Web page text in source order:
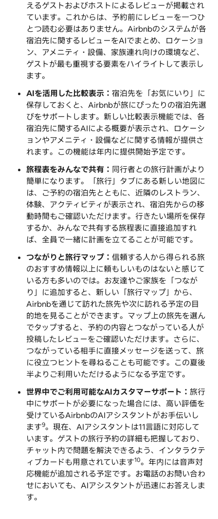
えるゲストおよびホストによるレビューが掲載され
ています。これからは、予約前にレビューを一つひ
とつ読む必要はありません。Airbnbのシステムが各
宿泊先に関するレビューをAIでまとめ、ロケーショ
ン、アメニティ・設備、家族連れ向けの環境など、
ゲストが最も重視する要素をハイライトして表示し
ます。
AIを活用した比較表示： 宿泊先を「お気にいり」に
保存しておくと、Airbnbが旅にぴったりの宿泊先選
びをサポートします。新しい比較表示機能では、各
宿泊先に関するAIによる概要が表示され、ロケーシ
ョンやアメニティ・設備などに関する情報が提供さ
れます。この機能は年内に提供開始予定です。
旅程表をみんなで共有： 同行者との旅行計画がより
簡単になります。「旅行」タブにある新しい地図に
は、ご予約の宿泊先とともに、近隣のレストラン、
体験、アクティビティが表示され、宿泊先からの移
動時間もご確認いただけます。行きたい場所を保存
するか、みんなで共有する旅程表に直接追加すれ
ば、全員で一緒に計画を立てることが可能です。
つながりと旅行マップ： 信頼する人から得られる旅
のおすすめ情報以上に頼もしいものはないと感じて
いる方も多いのでは。お友達やご家族を「つなが
り」に追加すると、新しい「旅行マップ」から、
Airbnbを通じて訪れた旅先や次に訪れる予定の目
的地を見ることができます。マップ上の旅先を選ん
でタップすると、予約の内容とつながっている人が
投稿したレビューをご確認いただけます。さらに、
つながっている相手に直接メッセージを送って、旅
に役立つヒントを尋ねることも可能です。この夏後
半よりご利用いただけるようになる予定です。
世界中でご利用可能なAIカスタマーサポート： 旅行
中にサポートが必要になった場合には、高い評価を
受けているAirbnbのAIアシスタントがお手伝いし
ます9。現在、AIアシスタントは11言語に対応して
います。ゲストの旅行予約の詳細も把握しており、
チャット内で問題を解決できるよう、インタラクテ
ィブカードも用意されています10。年内には音声対
応機能が追加される予定です。お電話のお問い合わ
せにおいても、AIアシスタントが迅速にお答えしま
す。